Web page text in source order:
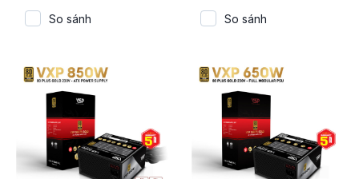
Gold / Full Modular /
ATX 3.1)
So sánh
Full Modular / ATX 3.1)
So sánh